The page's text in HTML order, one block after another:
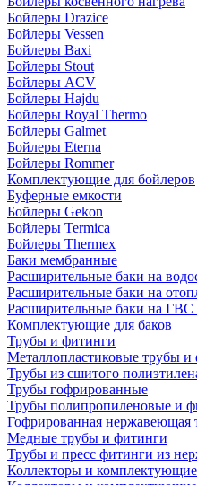
Бойлеры Drazice
Бойлеры Vessen
Бойлеры Baxi
Бойлеры Stout
Бойлеры ACV
Бойлеры Hajdu
Бойлеры Royal Thermo
Бойлеры Galmet
Бойлеры Eterna
Бойлеры Rommer
Комплектующие для бойлеров
Буферные емкости
Бойлеры Gekon
Бойлеры Termica
Бойлеры Thermex
Баки мембранные
Расширительные баки на
Расширительные баки на
Расширительные баки на ГВС
Комплектующие для баков
Трубы и фитинги
Металлопластиковые трубы и
Трубы из сшитого
Трубы гофрированные
Трубы полипропиленовые и
Гофрированная нержавеющая
Медные трубы и фитинги
Трубы и пресс фитинги из
Коллекторы и комплектующие